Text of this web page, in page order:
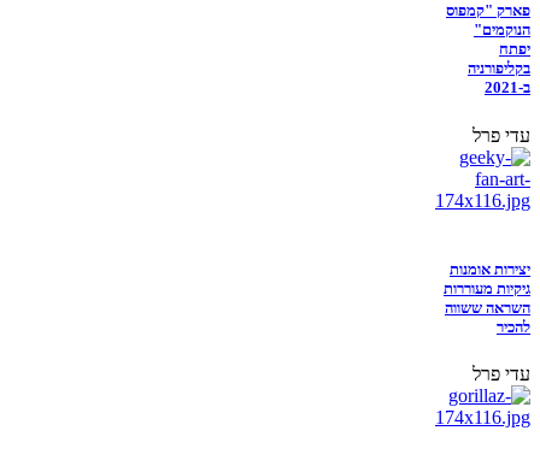
פארק "קמפוס
הנוקמים"
יפתח
בקליפורניה
ב-2021
עדי פרל
יצירות אומנות
גיקיות מעוררות
השראה ששווה
להכיר
עדי פרל